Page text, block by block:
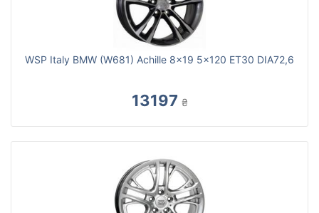
WSP Italy BMW (W681) Achille 8x19 5x120 ET30 DIA72,6
13197 ₴